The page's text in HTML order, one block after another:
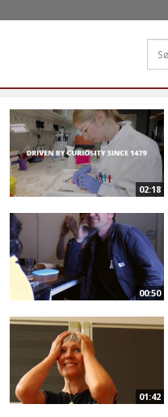
02:18
00:50
01:42